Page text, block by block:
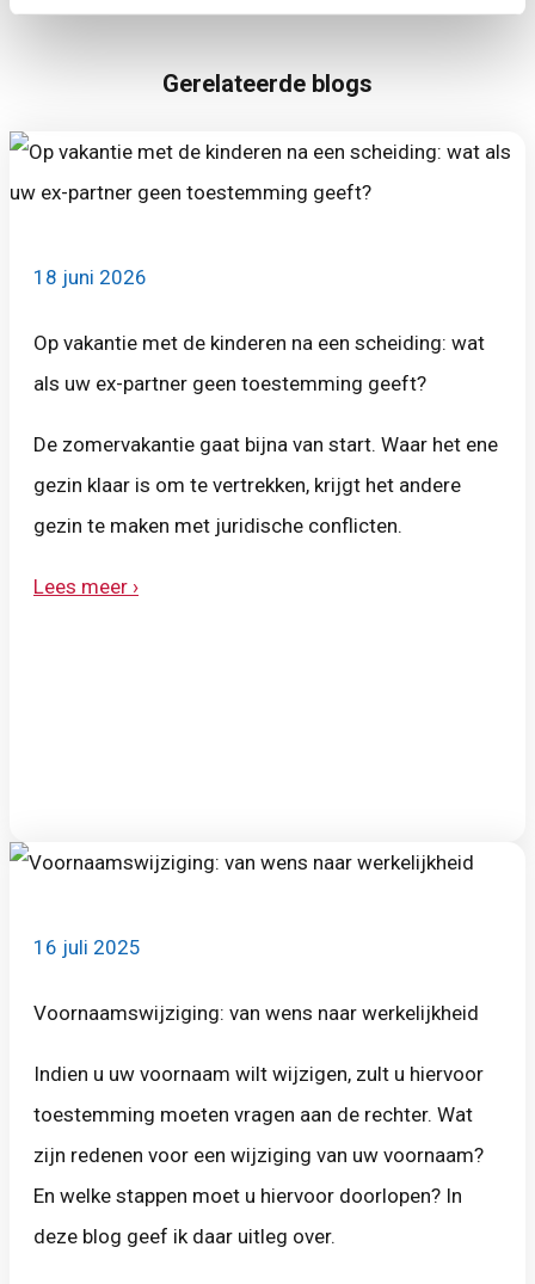
Gerelateerde blogs
18 juni 2026
Op vakantie met de kinderen na een scheiding: wat
als uw ex-partner geen toestemming geeft?
De zomervakantie gaat bijna van start. Waar het ene
gezin klaar is om te vertrekken, krijgt het andere
gezin te maken met juridische conflicten.
Lees meer ›
16 juli 2025
Voornaamswijziging: van wens naar werkelijkheid
Indien u uw voornaam wilt wijzigen, zult u hiervoor
toestemming moeten vragen aan de rechter. Wat
zijn redenen voor een wijziging van uw voornaam?
En welke stappen moet u hiervoor doorlopen? In
deze blog geef ik daar uitleg over.